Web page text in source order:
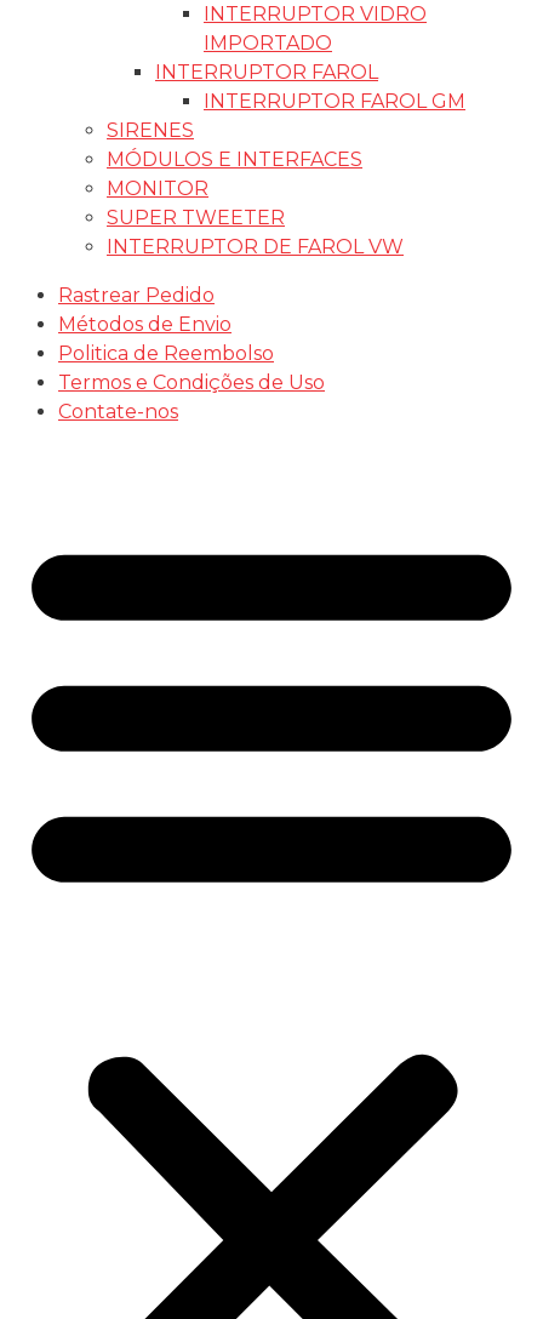
INTERRUPTOR VIDRO
IMPORTADO
INTERRUPTOR FAROL
INTERRUPTOR FAROL GM
SIRENES
MÓDULOS E INTERFACES
MONITOR
SUPER TWEETER
INTERRUPTOR DE FAROL VW
Rastrear Pedido
Métodos de Envio
Politica de Reembolso
Termos e Condições de Uso
Contate-nos